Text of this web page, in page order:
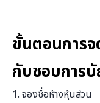
ขั้นตอนการ
กับชอบการ
1. จองชื่อห้างหุ้นส่วน